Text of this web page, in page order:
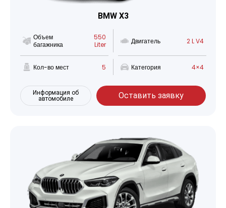
BMW X3
Объем
багажника
550
Liter
Двигатель 2 L V4
Кол-во мест 5 Категория 4×4
Информация об
автомобиле
Оставить заявку